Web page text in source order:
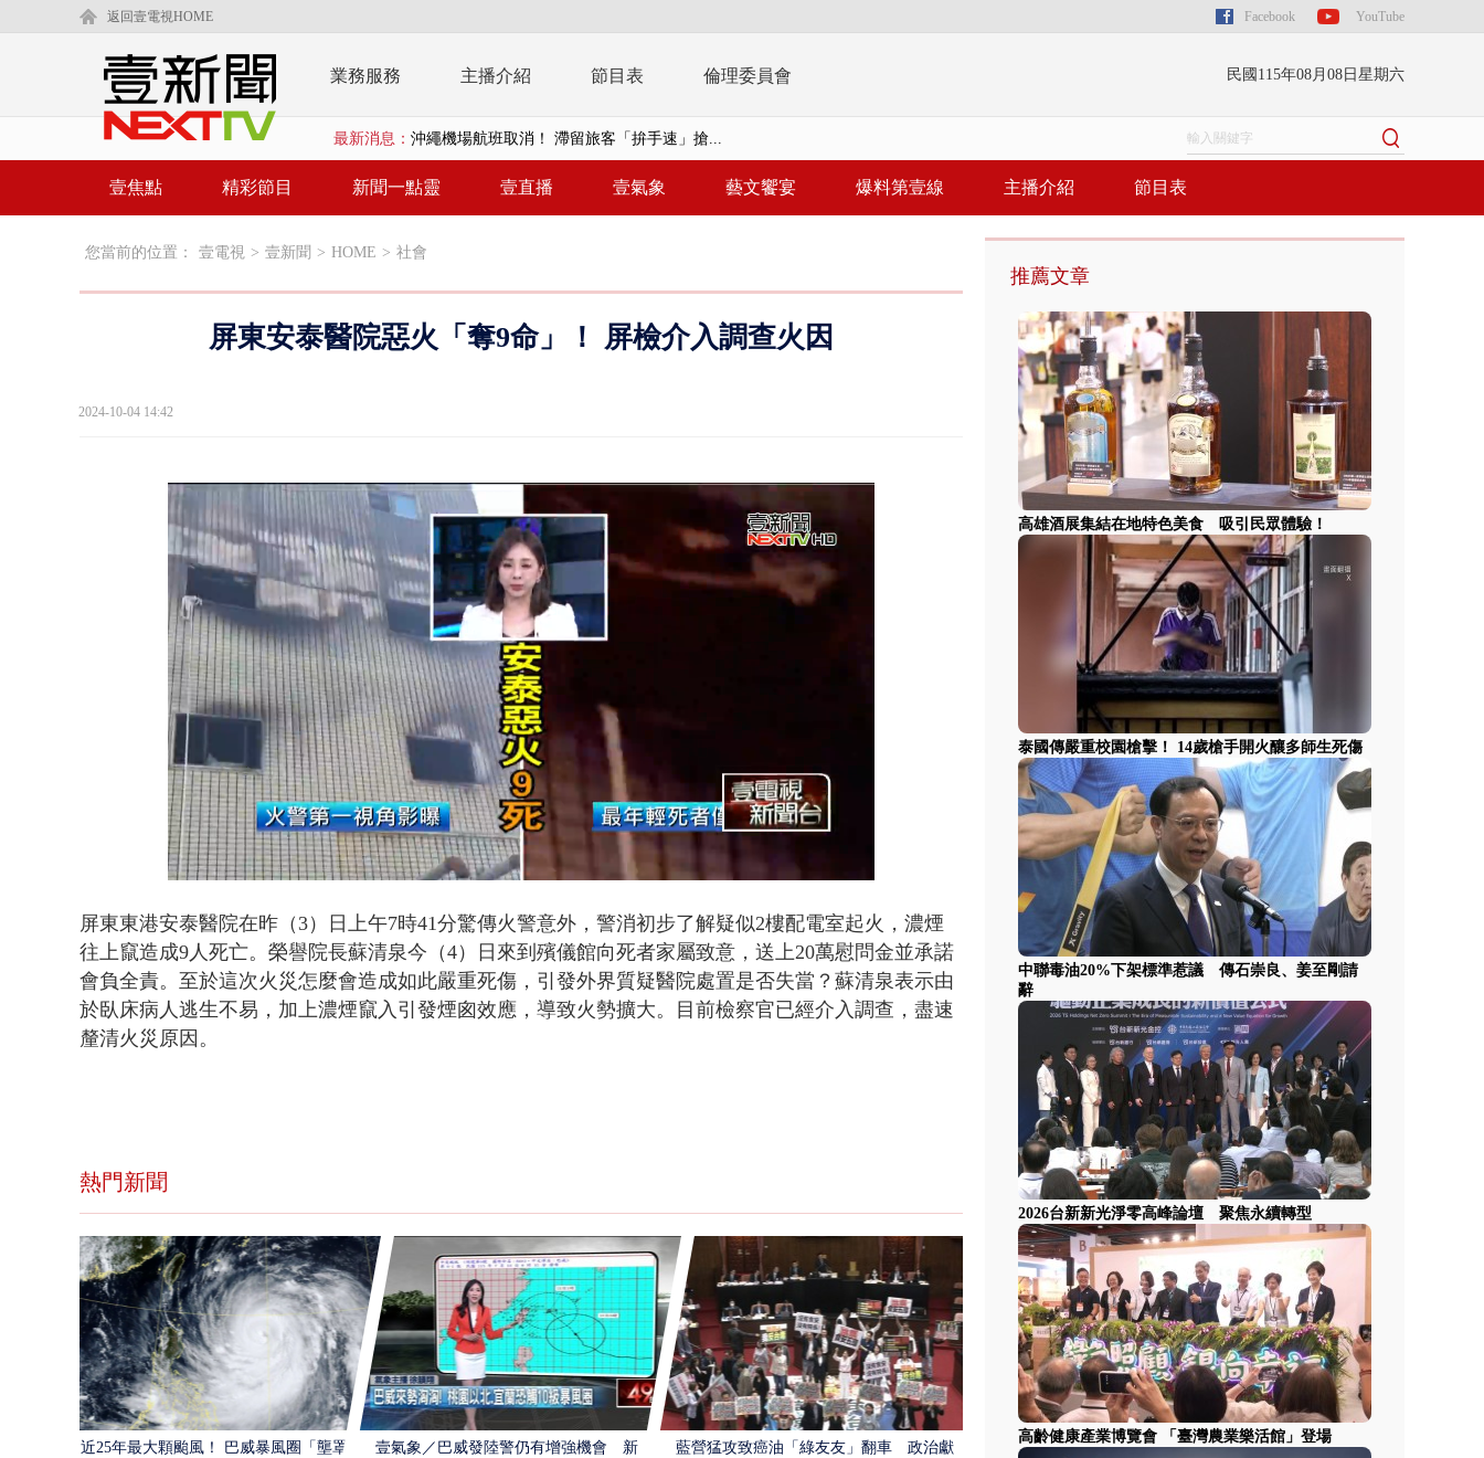
返回壹電視HOME Facebook YouTube
業務服務 主播介紹 節目表 倫理委員會 民國115年08月08日星期六
最新消息： 沖繩機場航班取消！ 滯留旅客「拚手速」搶...
泰國傳嚴重校園槍擊！ 14歲槍手開火釀多師...
父親節限定！ 「一鴨三吃」、「客家攪福」...
白海豚海警！ 雨彈將炸台中以北 不排除明...
壹焦點 精彩節目 新聞一點靈 壹直播 壹氣象 藝文饗宴 爆料第壹線 主播介紹 節目表
您當前的位置： 壹電視 > 壹新聞 > HOME > 社會
屏東安泰醫院惡火「奪9命」！ 屏檢介入調查火因
2024-10-04 14:42
Unmute Loaded:
38.18%
屏東東港安泰醫院在昨（3）日上午7時41分驚傳火警意外，警消初步了解疑似2樓配電室起火，濃煙
往上竄造成9人死亡。榮譽院長蘇清泉今（4）日來到殯儀館向死者家屬致意，送上20萬慰問金並承諾
會負全責。至於這次火災怎麼會造成如此嚴重死傷，引發外界質疑醫院處置是否失當？蘇清泉表示由
於臥床病人逃生不易，加上濃煙竄入引發煙囪效應，導致火勢擴大。目前檢察官已經介入調查，盡速
釐清火災原因。
熱門新聞
近25年最大顆颱風！ 巴威暴風圈「壟罩4
壹氣象／巴威發陸警仍有增強機會 新
藍營猛攻致癌油「綠友友」翻車 政治獻
推薦文章
高雄酒展集結在地特色美食 吸引民眾體驗！
泰國傳嚴重校園槍擊！ 14歲槍手開火釀多師生死傷
中聯毒油20%下架標準惹議 傳石崇良、姜至剛請
辭
2026台新新光淨零高峰論壇 聚焦永續轉型
高齡健康產業博覽會 「臺灣農業樂活館」登場